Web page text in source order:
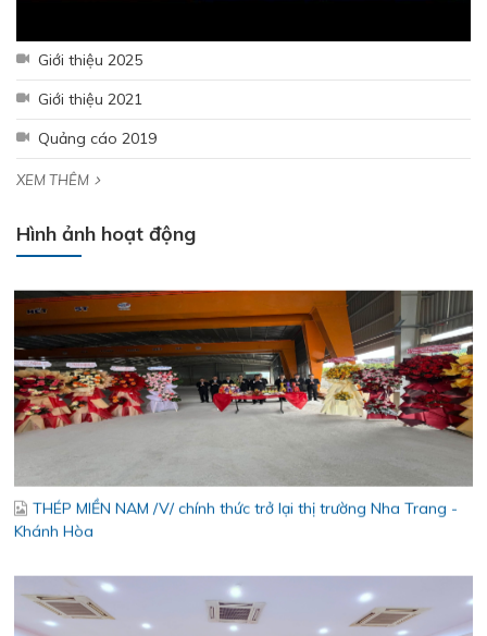
Giới thiệu 2025
Giới thiệu 2021
Quảng cáo 2019
XEM THÊM
Hình ảnh hoạt động
Hưởng ứng tháng công nhân 2026 - Lan tỏa tinh thần gắn kết
– Chăm lo người lao động
THÉP MIỀN NAM /V/ chính thức trở lại thị trường Nha Trang -